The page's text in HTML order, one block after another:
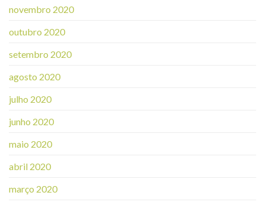
novembro 2020
outubro 2020
setembro 2020
agosto 2020
julho 2020
junho 2020
maio 2020
abril 2020
março 2020